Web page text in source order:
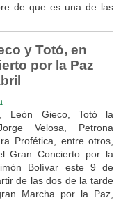
de que es una de las
y Totó, en
por la Paz
León Gieco, Totó la
Velosa, Petrona
Profética, entre otros,
Gran Concierto por la
Bolívar este 9 de
de las dos de la tarde
Marcha por la Paz,